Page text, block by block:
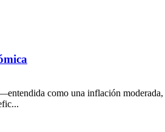
como una inflación